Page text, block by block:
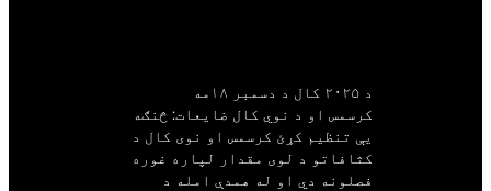
د ۲۰۲۵ کال د دسمبر ۱۸مه
کرسمس او د نوي کال ضایعات: څنګه
یې تنظیم کړئ کرسمس او نوی کال د
کثافاتو د لوی مقدار لپاره غوره
فصلونه دي او له همدې امله د